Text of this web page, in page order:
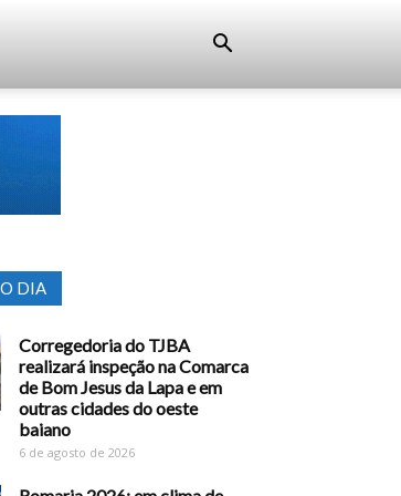
DIA
Corregedoria do TJBA
realizará inspeção na Comarca
de Bom Jesus da Lapa e em
outras cidades do oeste
baiano
6 de agosto de 2026